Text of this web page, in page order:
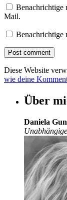
Benachrichtige
Mail.
Benachrichtige
Diese Website
wie deine
Über
Daniela